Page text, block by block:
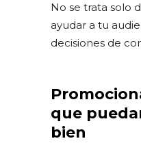
No se trata solo
ayudar a tu
decisiones de
que
bien